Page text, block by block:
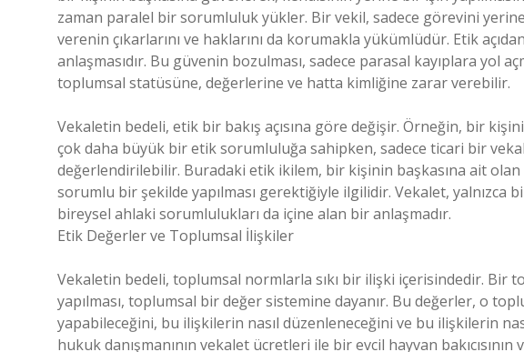
zaman paralel bir sorumluluk yükler. Bir vekil, sadece görevini
verenin çıkarlarını ve haklarını da korumakla yükümlüdür. Etik
anlaşmasıdır. Bu güvenin bozulması, sadece parasal kayıplara yol
toplumsal statüsüne, değerlerine ve hatta kimliğine zarar verebilir.
Vekaletin bedeli, etik bir bakış açısına göre değişir. Örneğin, bir
çok daha büyük bir etik sorumluluğa sahipken, sadece ticari bir
değerlendirilebilir. Buradaki etik ikilem, bir kişinin başkasına ait
sorumlu bir şekilde yapılması gerektiğiyle ilgilidir. Vekalet, yalnızca
bireysel ahlaki sorumlulukları da içine alan bir anlaşmadır.
Etik Değerler ve Toplumsal İlişkiler
Vekaletin bedeli, toplumsal normlarla sıkı bir ilişki içerisindedir. Bir
yapılması, toplumsal bir değer sistemine dayanır. Bu değerler, o
yapabileceğini, bu ilişkilerin nasıl düzenleneceğini ve bu ilişkilerin
hukuk danışmanının vekalet ücretleri ile bir evcil hayvan